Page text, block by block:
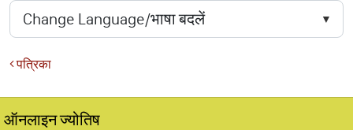
पत्रिका
ऑनलाइन ज्योतिष